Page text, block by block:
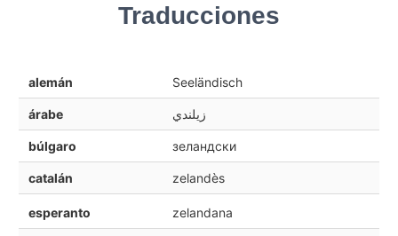
Traducciones
alemán Seeländisch
árabe زيلندي
búlgaro зеландски
catalán zelandès
esperanto zelandana